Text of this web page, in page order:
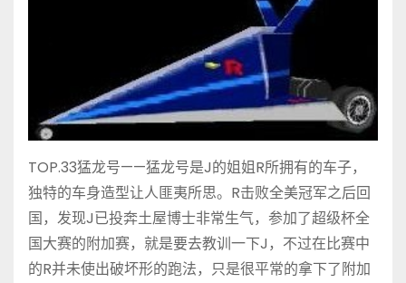
TOP.33猛龙号——猛龙号是J的姐姐R所拥有的车子，
独特的车身造型让人匪夷所思。R击败全美冠军之后回
国，发现J已投奔土屋博士非常生气，参加了超级杯全
国大赛的附加赛，就是要去教训一下J，不过在比赛中
的R并未使出破坏形的跑法，只是很平常的拿下了附加